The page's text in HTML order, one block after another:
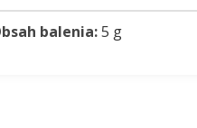
balenia:5 g